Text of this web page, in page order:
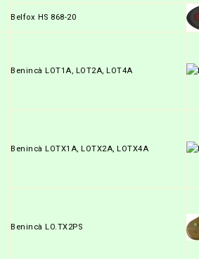
Belfox HS 868-20
Benincà LOT1A, LOT2A, LOT4A
Benincà LOTX1A, LOTX2A, LOTX4A
Benincà LO.TX2PS